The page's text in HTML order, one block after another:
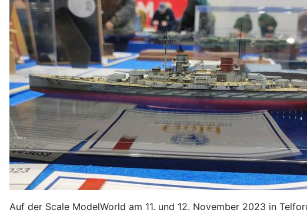
Auf der Scale ModelWorld am 11. und 12. November 2023 in